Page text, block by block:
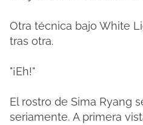
Otra técnica bajo White
tras otra.
"¡Eh!"
El rostro de Sima Ryang
seriamente. A primera